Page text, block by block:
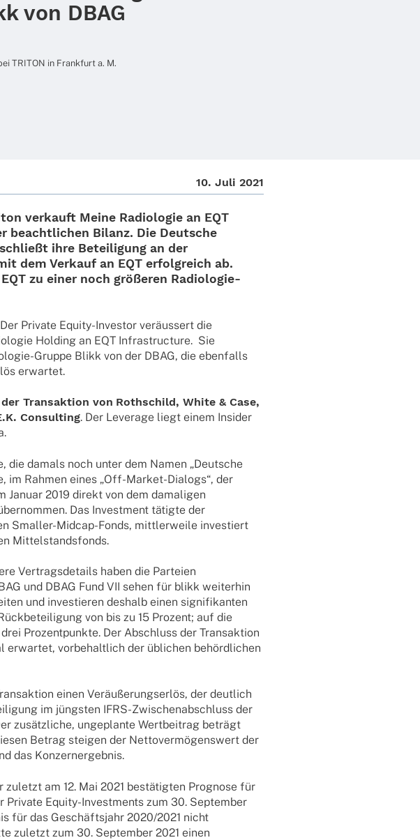
von DBAG
TRITON in Frank­furt a. M.
10. Juli 2021
verkauft Meine Radio­lo­gie an EQT
beacht­li­chen Bilanz. Die Deut­sche
ihre Betei­li­gung an der
dem Verkauf an EQT erfolg­reich ab.
zu einer noch größe­ren Radio­­lo­­gie-
Private Equity-Inves­­tor veräus­sert die
Holding an EQT Infra­struc­ture. Sie
Gruppe Blikk von der DBAG, die eben­falls
erwartet.
Trans­ak­tion von Roth­schild, White & Case,
Consul­ting. Der Leverage liegt einem Insi­der
die damals noch unter dem Namen „Deut­sche
im Rahmen eines „Off-Market-Dialogs“, der
Januar 2019 direkt von dem dama­li­gen
Das Invest­ment tätigte der
Smal­­ler-Midcap-Fonds, mitt­ler­weile inves­tiert
Mittelstandsfonds.
Vertrags­de­tails haben die Parteien
und DBAG Fund VII sehen für blikk weiter­hin
und inves­tie­ren deshalb einen signi­fi­kan­ten
von bis zu 15 Prozent; auf die
Prozent­punkte. Der Abschluss der Trans­ak­tion
erwar­tet, vorbe­halt­lich der übli­chen behörd­li­chen
einen Veräu­ße­rungs­er­lös, der deut­lich
im jüngs­ten IFRS-Zwischen­a­b­­schluss der
zusätz­li­che, unge­plante Wert­bei­trag beträgt
Betrag stei­gen der Netto­ver­mö­gens­wert der
das Konzernergebnis.
am 12. Mai 2021 bestä­tig­ten Prognose für
Equity-Inves­t­­ments zum 30. Septem­ber
für das Geschäfts­jahr 2020/2021 nicht
zuletzt zum 30. Septem­ber 2021 einen